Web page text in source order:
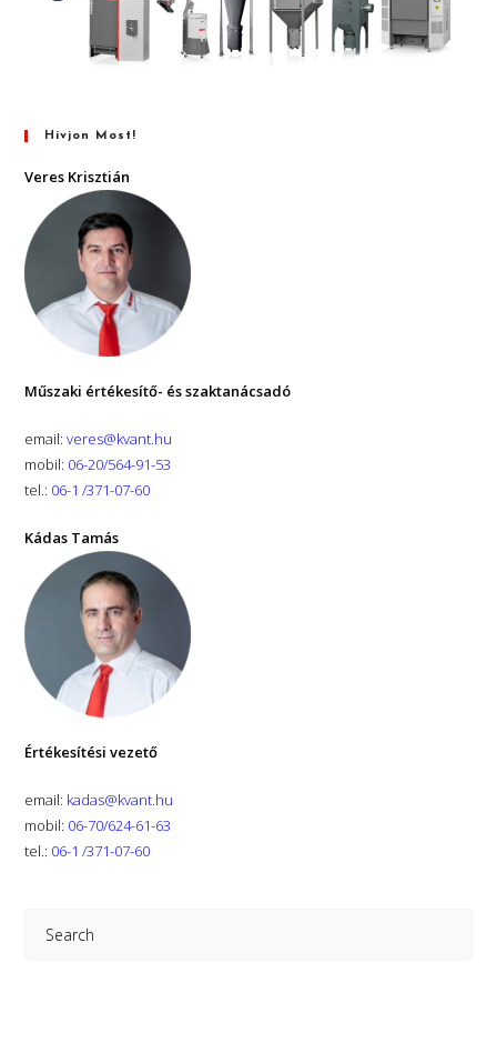
Hívjon Most!
Veres Krisztián
Műszaki értékesítő- és szaktanácsadó
email:veres@kvant.hu
mobil: 06-20/564-91-53
tel.: 06-1 /371-07-60
Kádas Tamás
Értékesítési vezető
email: kadas@kvant.hu
mobil: 06-70/624-61-63
tel.: 06-1 /371-07-60